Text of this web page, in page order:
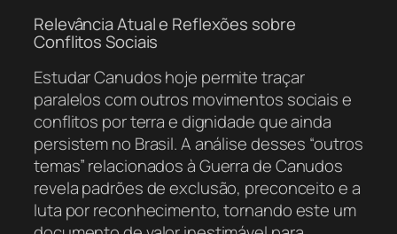
Relevância Atual e Reflexões sobre
Conflitos Sociais
Estudar Canudos hoje permite traçar
paralelos com outros movimentos sociais e
conflitos por terra e dignidade que ainda
persistem no Brasil. A análise desses “outros
temas” relacionados à Guerra de Canudos
revela padrões de exclusão, preconceito e a
luta por reconhecimento, tornando este um